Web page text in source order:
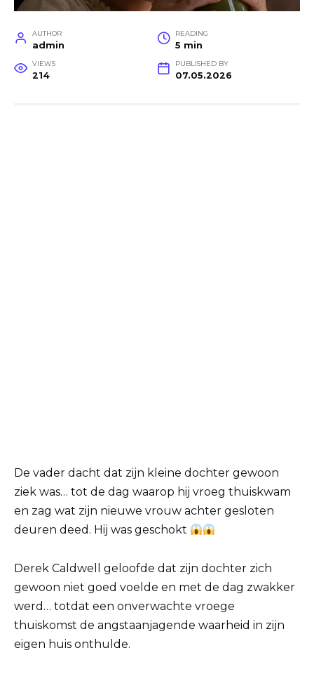
AUTHOR
admin
READING
5 min
VIEWS
214
PUBLISHED BY
07.05.2026
De vader dacht dat zijn kleine dochter gewoon
ziek was… tot de dag waarop hij vroeg thuiskwam
en zag wat zijn nieuwe vrouw achter gesloten
deuren deed. Hij was geschokt
Derek Caldwell geloofde dat zijn dochter zich
gewoon niet goed voelde en met de dag zwakker
werd… totdat een onverwachte vroege
thuiskomst de angstaanjagende waarheid in zijn
eigen huis onthulde.